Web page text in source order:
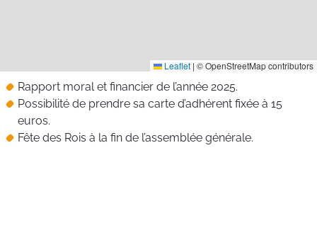
Leaflet | © OpenStreetMap contributors
Rapport moral et financier de l’année 2025.
Possibilité de prendre sa carte d’adhérent fixée à 15
euros.
Fête des Rois à la fin de l’assemblée générale.